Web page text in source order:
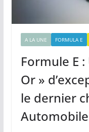
A LA UNE FORMULA E
Formule E
Or »
le dernier